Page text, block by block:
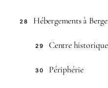
28 Hébergements à
29 Centre historique
30 Périphérie